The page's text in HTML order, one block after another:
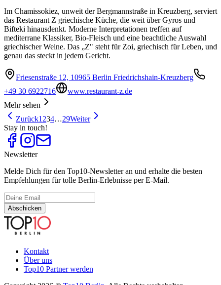
Im Chamissokiez, unweit der Bergmannstraße in Kreuzberg, serviert
das Restaurant Z griechische Küche, die weit über Gyros und
Bifteki hinausdenkt. Moderne Interpretationen treffen auf
mediterrane Klassiker, Bio-Fleisch und eine beachtliche Auswahl
griechischer Weine. Das „Z" steht für Zoi, griechisch für Leben, und
genau das steckt in jedem Gericht.
Friesenstraße 12, 10965 Berlin Friedrichshain-Kreuzberg
+49 30 6922716
www.restaurant-z.de
Mehr sehen
Zurück1 234…29Weiter
Stay in touch!
Newsletter
Melde Dich für den Top10-Newsletter an und erhalte die besten
Empfehlungen für tolle Berlin-Erlebnisse per E-Mail.
Abschicken
Kontakt
Über uns
Top10 Partner werden